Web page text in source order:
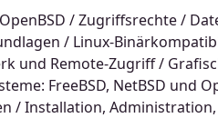
/ Zugriffsrechte /
/ Linux-
und Remote-Zugriff /
FreeBSD, NetBSD und
/ Installation,